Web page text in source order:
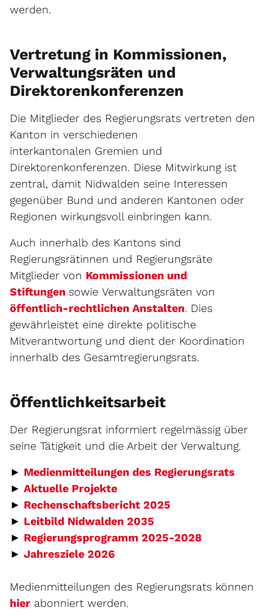
werden.
Vertretung in Kommissionen,
Verwaltungsräten und
Direktorenkonferenzen
Die Mitglieder des Regierungsrats vertreten den
Kanton in verschiedenen
interkantonalen Gremien und
Direktorenkonferenzen. Diese Mitwirkung ist
zentral, damit Nidwalden seine Interessen
gegenüber Bund und anderen Kantonen oder
Regionen wirkungsvoll einbringen kann.
Auch innerhalb des Kantons sind
Regierungsrätinnen und Regierungsräte
Mitglieder von Kommissionen und
Stiftungen sowie Verwaltungsräten von
öffentlich-rechtlichen Anstalten. Dies
gewährleistet eine direkte politische
Mitverantwortung und dient der Koordination
innerhalb des Gesamtregierungsrats.
Öffentlichkeitsarbeit
Der Regierungsrat informiert regelmässig über
seine Tätigkeit und die Arbeit der Verwaltung.
► Medienmitteilungen des Regierungsrats
► Aktuelle Projekte
► Rechenschaftsbericht 2025
► Leitbild Nidwalden 2035
► Regierungsprogramm 2025-2028
► Jahresziele 2026
Medienmitteilungen des Regierungsrats können
hier abonniert werden.